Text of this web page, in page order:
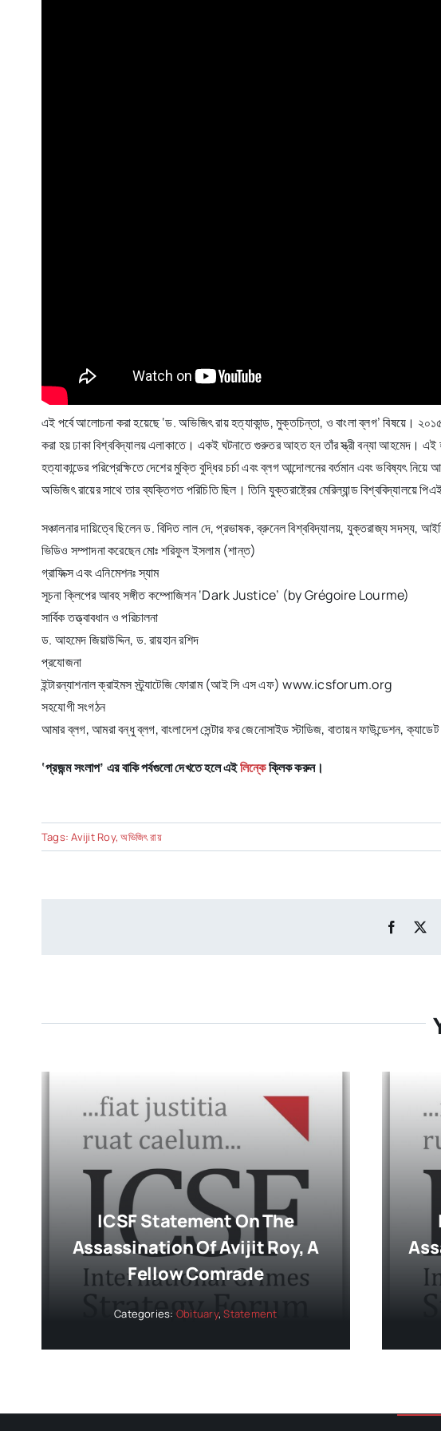
এই পর্বে আলোচনা করা হয়েছে ‘ড. অভিজিৎ রায় হত্যাকান্ড, মুক্তচিন্তা, ও বাংলা ব্লগ’ বিষয়ে।
করা হয় ঢাকা বিশ্ববিদ্যালয় এলাকাতে। একই ঘটনাতে গুরুতর আহত হন তাঁর স্ত্রী বন্যা আহমেদ। এই
হত্যাকান্ডের পরিপ্রেক্ষিতে দেশের মুক্তি বুদ্ধির চর্চা এবং ব্লগ আন্দোলনের বর্তমান এবং
অভিজিৎ রায়ের সাথে তার ব্যক্তিগত পরিচিতি ছিল। তিনি যুক্তরাষ্ট্রের মেরিল্যান্ড বিশ্ববিদ্যালয়ে
সঞ্চালনার দায়িত্বে ছিলেন ড. বিদিত লাল দে, প্রভাষক, ব্রুনেল বিশ্ববিদ্যালয়, যুক্তরাজ্য সদস্য,
ভিডিও সম্পাদনা করেছেন মোঃ শরিফুল ইসলাম (শান্ত)
গ্রাফিক্স এবং এনিমেশনঃ স্যাম
সূচনা ক্লিপের আবহ সঙ্গীত কম্পোজিশন ‘Dark Justice’ (by Grégoire Lourme)
সার্বিক তত্ত্বাবধান ও পরিচালনা
ড. আহমেদ জিয়াউদ্দিন, ড. রায়হান রশিদ
প্রযোজনা
ইন্টারন্যাশনাল ক্রাইমস স্ট্র্যাটেজি ফোরাম (আই সি এস এফ) www.icsforum.org
সহযোগী সংগঠন
আমার ব্লগ, আমরা বন্ধু ব্লগ, বাংলাদেশ সেন্টার ফর জেনোসাইড স্টাডিজ, বাতায়ন ফাউন্ডেশন,
‘প্রজন্ম সংলাপ’ এর বাকি পর্বগুলো দেখতে হলে এইলিন্কেক্লিক করুন।
Tags:Avijit Roy,অভিজিৎ রায়
ICSF Statement On The
Assassination Of Avijit Roy, A
Fellow Comrade
Categories: Obituary,Statement